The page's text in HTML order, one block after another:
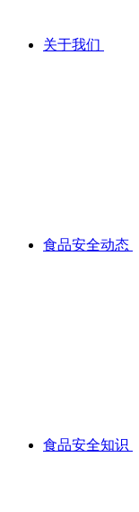
关于我们
食品安全动态
食品安全知识